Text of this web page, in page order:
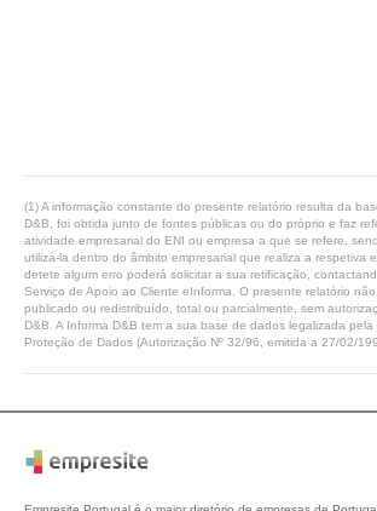
(1) A informação constante do presente relatório resulta da
D&B, foi obtida junto de fontes públicas ou do próprio e faz
atividade empresarial do ENI ou empresa a que se refere,
utilizá-la dentro do âmbito empresarial que realiza a respetiva
detete algum erro poderá solicitar a sua retificação,
Serviço de Apoio ao Cliente eInforma. O presente relatório
publicado ou redistribuído, total ou parcialmente, sem
D&B. A Informa D&B tem a sua base de dados legalizada pela
Proteção de Dados (Autorização Nº 32/96, emitida a 27/02/